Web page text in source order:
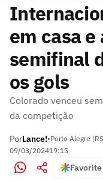
em casa e
semifinal
os gols
Colorado venceu
da competição
PorLance!•Porto Alegre
09/03/202419:15